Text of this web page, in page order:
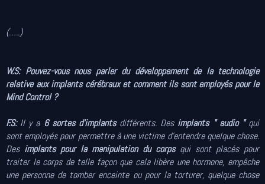
(…..)
W.S: Pouvez-vous nous parler du développement de la technologie
relative aux implants cérébraux et comment ils sont employés pour le
Mind Control ?
F.S:Il y a 6 sortes d'implantsdifférents. Des implants " audio "qui
sont employés pour permettre à une victime d'entendre quelque chose.
Des implants pour la manipulation du corpsqui sont placés pour
traiter le corps de telle façon que cela libère une hormone, empêche
une personne de tomber enceinte ou pour la torturer, quelque chose